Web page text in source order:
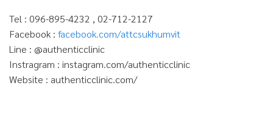
Tel : 096-895-4232 , 02-712-2127
Facebook : facebook.com/attcsukhumvit
Line : @authenticclinic
Instragram : instagram.com/authenticclinic
Website : authenticclinic.com/